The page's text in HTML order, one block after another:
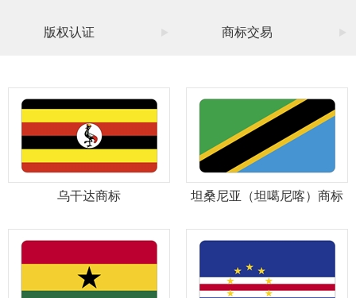
版权认证 商标交易
乌干达商标 坦桑尼亚（坦噶尼喀）商标